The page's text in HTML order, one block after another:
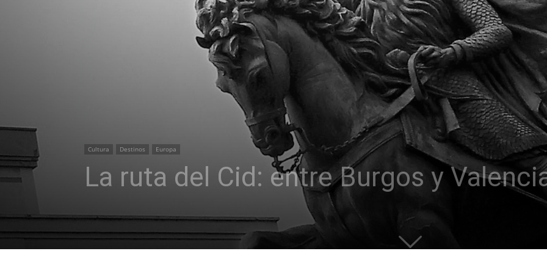
Cultura Destinos Europa
La ruta del Cid: entre Burgos y